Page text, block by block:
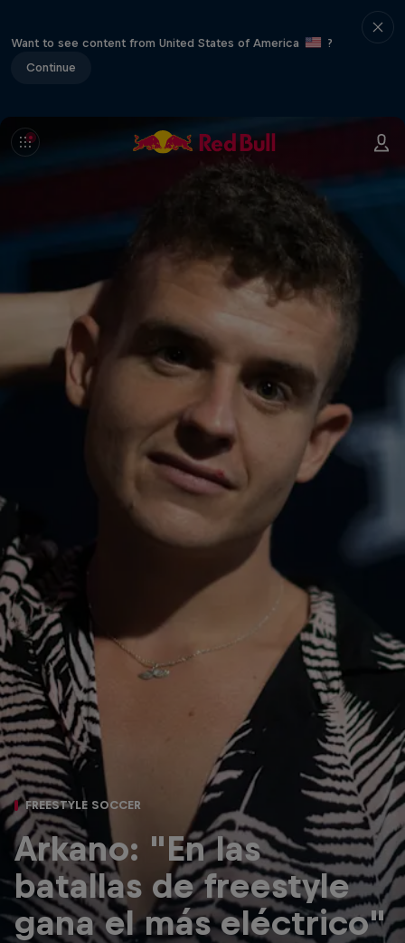
Want to see content from United States of America
?
Continue
FREESTYLE SOCCER
Arkano: "En las
batallas de freestyle
gana el más eléctrico"